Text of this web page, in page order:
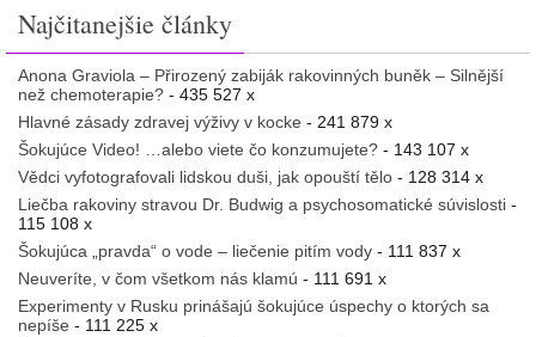
Najčitanejšie články
Anona Graviola – Přirozený zabiják rakovinných buněk – Silnější
než chemoterapie? - 435 527 x
Hlavné zásady zdravej výživy v kocke - 241 879 x
Šokujúce Video! …alebo viete čo konzumujete? - 143 107 x
Vědci vyfotografovali lidskou duši, jak opouští tělo - 128 314 x
Liečba rakoviny stravou Dr. Budwig a psychosomatické súvislosti -
115 108 x
Šokujúca „pravda“ o vode – liečenie pitím vody - 111 837 x
Neuveríte, v čom všetkom nás klamú - 111 691 x
Experimenty v Rusku prinášajú šokujúce úspechy o ktorých sa
nepíše - 111 225 x